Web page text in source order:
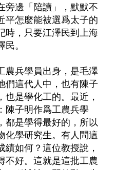
旁邊「陪讀」，默默不
平怎麼能被選爲太子的
時，只要江澤民到上海
。
農兵學員出身，是毛澤
們這代人中，也有陳子
也是學化工的。最近，
陳子明作爲工農兵學
都是學得最好的，所以
化學研究生。有人問這
如何？這位教授說，
不好。這就是這批工農